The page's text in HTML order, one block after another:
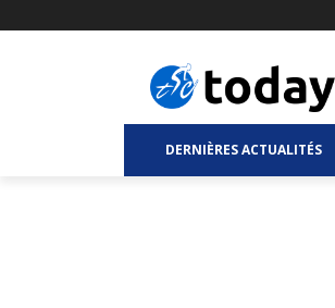
DERNIÈRES ACTUALITÉS